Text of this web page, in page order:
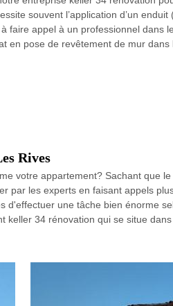
souvent l’application d’un
à faire appel à un professionnel
en pose de revêtement de mur dans
Rives
votre appartement? Sachant que
par les experts en faisant appels
une tâche bien énorme
34 rénovation qui se situe